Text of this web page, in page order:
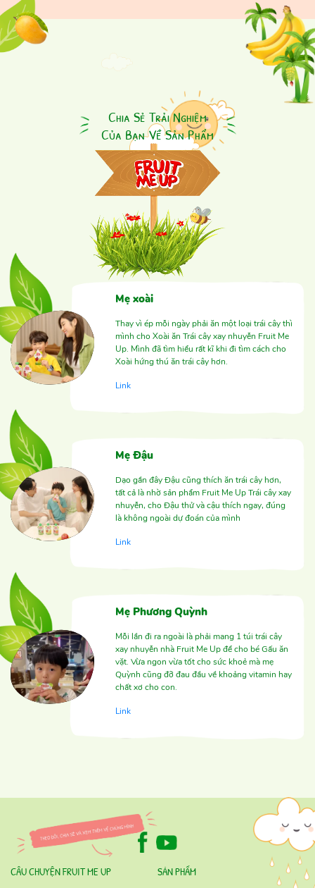
TỐT NHẤT CHO SỨC
KHỎE
Xem thêm
TOP 5 LỢI ÍCH SỨC KHỎE
CỦA VIỆC ĂN TRÁI CÂY
MỖI NGÀY
Xem thêm
Chia Sẻ Trải Nghiệm
Của Bạn Về Sản Phẩm
Mẹ xoài
Thay vì ép mỗi ngày phải ăn một loại trái cây thì
mình cho Xoài ăn Trái cây xay nhuyễn Fruit Me
Up. Mình đã tìm hiểu rất kĩ khi đi tìm cách cho
Xoài hứng thú ăn trái cây hơn.
Link
Mẹ Đậu
Dạo gần đây Đậu cũng thích ăn trái cây hơn,
tất cả là nhờ sản phẩm Fruit Me Up Trái cây xay
nhuyễn, cho Đậu thử và cậu thích ngay, đúng
là không ngoài dự đoán của mình
Link
Mẹ Phương Quỳnh
Mỗi lần đi ra ngoài là phải mang 1 túi trái cây
xay nhuyễn nhà Fruit Me Up để cho bé Gấu ăn
vặt. Vừa ngon vừa tốt cho sức khoẻ mà mẹ
Quỳnh cũng đỡ đau đầu về khoảng vitamin hay
chất xơ cho con.
Link
CÂU CHUYỆN FRUIT ME UP SẢN PHẨM